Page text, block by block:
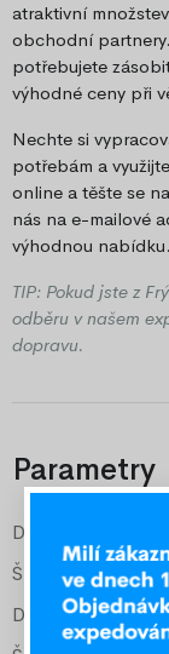
atraktivní
obchodní
potřebujete
výhodné ceny při
Nechte si
potřebám a
online a těšte se
nás na e-mailové
výhodnou nabídku.
TIP: Pokud jste z
odběru v našem
dopravu.
Parametry
Délka vnější
Šířka vnější
Délka pro matraci